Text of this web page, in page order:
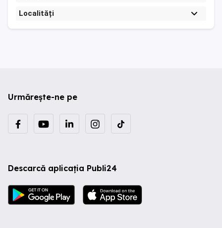
Localități
Urmărește-ne pe
Descarcă aplicația Publi24